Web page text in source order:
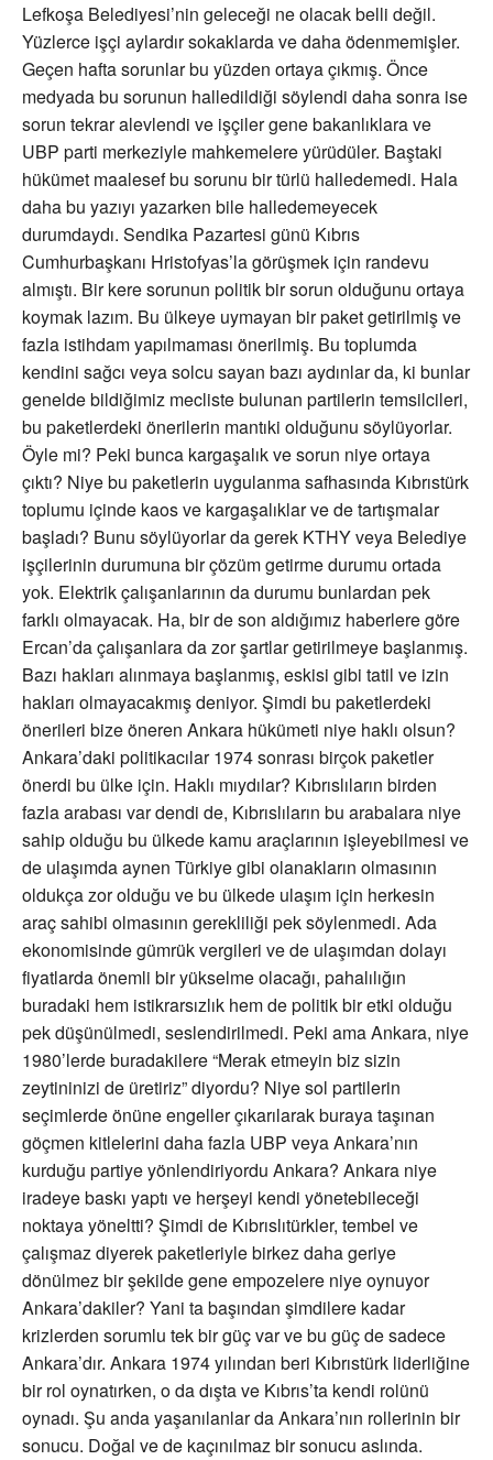
Lefkoşa Belediyesi’nin geleceği ne olacak belli değil.
Yüzlerce işçi aylardır sokaklarda ve daha ödenmemişler.
Geçen hafta sorunlar bu yüzden ortaya çıkmış. Önce
medyada bu sorunun halledildiği söylendi daha sonra ise
sorun tekrar alevlendi ve işçiler gene bakanlıklara ve
UBP parti merkeziyle mahkemelere yürüdüler. Baştaki
hükümet maalesef bu sorunu bir türlü halledemedi. Hala
daha bu yazıyı yazarken bile halledemeyecek
durumdaydı. Sendika Pazartesi günü Kıbrıs
Cumhurbaşkanı Hristofyas’la görüşmek için randevu
almıştı. Bir kere sorunun politik bir sorun olduğunu ortaya
koymak lazım. Bu ülkeye uymayan bir paket getirilmiş ve
fazla istihdam yapılmaması önerilmiş. Bu toplumda
kendini sağcı veya solcu sayan bazı aydınlar da, ki bunlar
genelde bildiğimiz mecliste bulunan partilerin temsilcileri,
bu paketlerdeki önerilerin mantıki olduğunu söylüyorlar.
Öyle mi? Peki bunca kargaşalık ve sorun niye ortaya
çıktı? Niye bu paketlerin uygulanma safhasında Kıbrıstürk
toplumu içinde kaos ve kargaşalıklar ve de tartışmalar
başladı? Bunu söylüyorlar da gerek KTHY veya Belediye
işçilerinin durumuna bir çözüm getirme durumu ortada
yok. Elektrik çalışanlarının da durumu bunlardan pek
farklı olmayacak. Ha, bir de son aldığımız haberlere göre
Ercan’da çalışanlara da zor şartlar getirilmeye başlanmış.
Bazı hakları alınmaya başlanmış, eskisi gibi tatil ve izin
hakları olmayacakmış deniyor. Şimdi bu paketlerdeki
önerileri bize öneren Ankara hükümeti niye haklı olsun?
Ankara’daki politikacılar 1974 sonrası birçok paketler
önerdi bu ülke için. Haklı mıydılar? Kıbrıslıların birden
fazla arabası var dendi de, Kıbrıslıların bu arabalara niye
sahip olduğu bu ülkede kamu araçlarının işleyebilmesi ve
de ulaşımda aynen Türkiye gibi olanakların olmasının
oldukça zor olduğu ve bu ülkede ulaşım için herkesin
araç sahibi olmasının gerekliliği pek söylenmedi. Ada
ekonomisinde gümrük vergileri ve de ulaşımdan dolayı
fiyatlarda önemli bir yükselme olacağı, pahalılığın
buradaki hem istikrarsızlık hem de politik bir etki olduğu
pek düşünülmedi, seslendirilmedi. Peki ama Ankara, niye
1980’lerde buradakilere “Merak etmeyin biz sizin
zeytininizi de üretiriz” diyordu? Niye sol partilerin
seçimlerde önüne engeller çıkarılarak buraya taşınan
göçmen kitlelerini daha fazla UBP veya Ankara’nın
kurduğu partiye yönlendiriyordu Ankara? Ankara niye
iradeye baskı yaptı ve herşeyi kendi yönetebileceği
noktaya yöneltti? Şimdi de Kıbrıslıtürkler, tembel ve
çalışmaz diyerek paketleriyle birkez daha geriye
dönülmez bir şekilde gene empozelere niye oynuyor
Ankara’dakiler? Yani ta başından şimdilere kadar
krizlerden sorumlu tek bir güç var ve bu güç de sadece
Ankara’dır. Ankara 1974 yılından beri Kıbrıstürk liderliğine
bir rol oynatırken, o da dışta ve Kıbrıs’ta kendi rolünü
oynadı. Şu anda yaşanılanlar da Ankara’nın rollerinin bir
sonucu. Doğal ve de kaçınılmaz bir sonucu aslında.